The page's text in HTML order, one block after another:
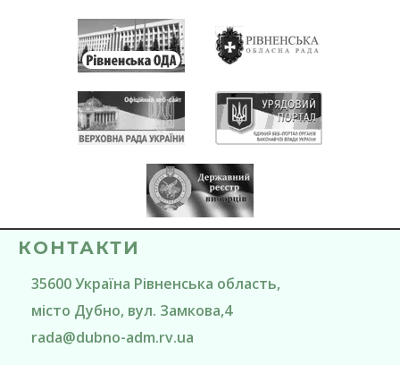
КОНТАКТИ
35600Україна Рівненська область,
місто Дубно, вул. Замкова,4
rada@dubno-adm.rv.ua